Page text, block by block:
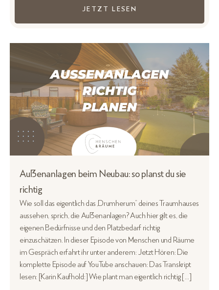
JETZT LESEN
Außenanlagen beim Neubau: so planst du sie
richtig
Wie soll das eigentlich das „Drumherum“ deines Traumhauses
aussehen, sprich, die Außenanlagen? Auch hier gilt es, die
eigenen Bedürfnisse und den Platzbedarf richtig
einzuschätzen. In dieser Episode von Menschen und Räume
im Gespräch erfahrt ihr unter anderem: Jetzt Hören: Die
komplette Episode auf YouTube anschauen: Das Transkript
lesen: [Karin Kaufhold:] Wie plant man eigentlich richtig […]